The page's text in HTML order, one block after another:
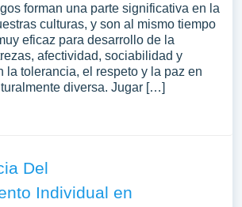
forman una parte significativa en la
culturas, y son al mismo tiempo
eficaz para desarrollo de la
afectividad, sociabilidad y
la tolerancia, el respeto y la paz en
diversa. Jugar […]
Del
Individual en